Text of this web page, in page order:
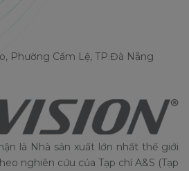
Phường Cẩm Lệ, TP.Đà Nẵng
là Nhà sản xuất lớn nhất thế giới
nghiên cứu của Tạp chí A&S (Tạp